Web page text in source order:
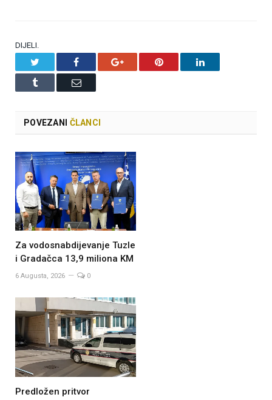
DIJELI.
Facebook Google+ Pinterest LinkedIn
Tumblr Email
POVEZANI ČLANCI
Za vodosnabdijevanje Tuzle
i Gradačca 13,9 miliona KM
6 Augusta, 2026 0
Predložen pritvor